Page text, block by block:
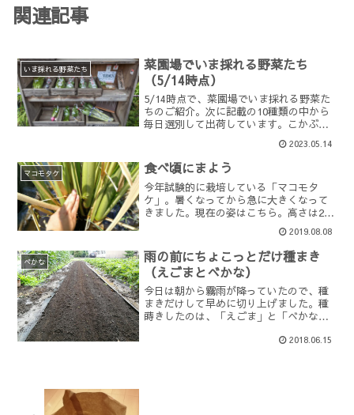
関連記事
いま採れる野菜たち
菜園場でいま採れる野菜たち
（5/14時点）
5/14時点で、菜園場でいま採れる野菜た
ちのご紹介。次に記載の10種類の中から
毎日選別して出荷しています。こかぶそ
らまめミツバきぬさやスナップエンドウ
葉にんにくふきタラの芽リーフレタスケ
ールの菜花収穫できる野菜の種類は減っ
てきたものの、スナ...
2023.05.14
マコモタケ 食べ頃にまよう
今年試験的に栽培している「マコモタ
ケ」。暑くなってから急に大きくなって
きました。現在の姿はこちら。高さは2m
ほどでしょうか。可食部分のサイズは、
まだ指2-3本位の太さ。知り合いのアドバ
イスや、webなどで調べてみると、もう
少し太ってから食べ...
2019.08.08
べかな
雨の前にちょこっとだけ種まき
（えごまとべかな）
今日は朝から霧雨が降っていたので、種
まきだけして早めに切り上げました。種
蒔きしたのは、「えごま」と「べかな」
して。 さりげなく一穴利用して試してい
2018.06.15